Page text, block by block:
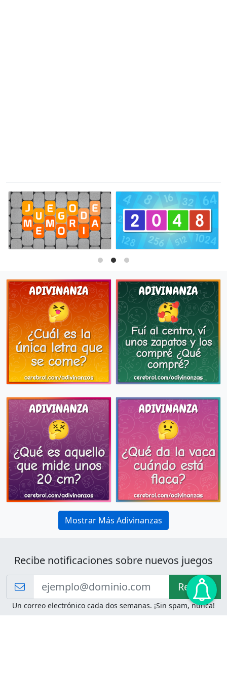
Mostrar Más Adivinanzas
Recibe notificaciones sobre nuevos juegos
Recibir!
Un correo electrónico cada dos semanas. ¡Sin spam, nunca!